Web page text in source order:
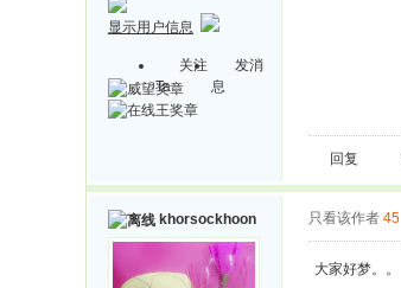
显示用户信息
关注
Ta
发消
息
回复
khorsockhoon 只看该作者 45
大家好梦。。